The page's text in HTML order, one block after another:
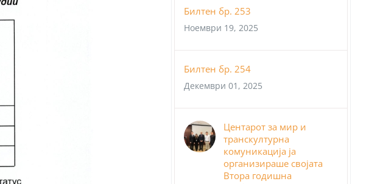
Билтен бр. 253
Ноември 19, 2025
Билтен бр. 254
Декември 01, 2025
Центарот за мир и
транскултурна
комуникација ја
организираше својата
Втора годишна